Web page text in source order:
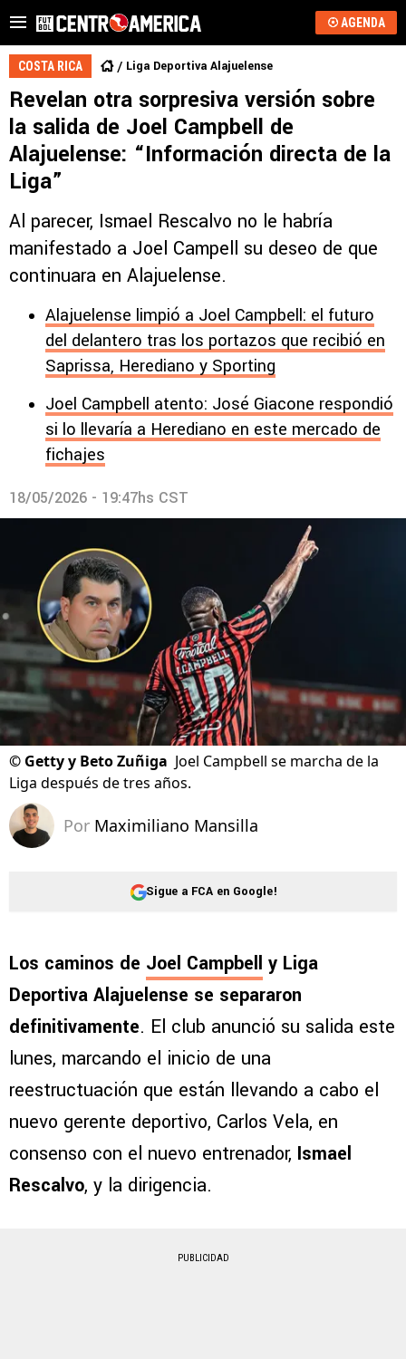
AGENDA
COSTA RICA Liga Deportiva Alajuelense
Revelan otra sorpresiva versión sobre
la salida de Joel Campbell de
Alajuelense: “Información directa de la
Liga”
Al parecer, Ismael Rescalvo no le habría
manifestado a Joel Campell su deseo de que
continuara en Alajuelense.
Alajuelense limpió a Joel Campbell: el futuro
del delantero tras los portazos que recibió en
Saprissa, Herediano y Sporting
Joel Campbell atento: José Giacone respondió
si lo llevaría a Herediano en este mercado de
fichajes
18/05/2026 - 19:47hs CST
© Getty y Beto Zuñiga Joel Campbell se marcha de la
Liga después de tres años.
Por Maximiliano Mansilla
Sigue a FCA en Google!
Los caminos de Joel Campbell y Liga
Deportiva Alajuelense se separaron
definitivamente. El club anunció su salida este
lunes, marcando el inicio de una
reestructuación que están llevando a cabo el
nuevo gerente deportivo, Carlos Vela, en
consenso con el nuevo entrenador, Ismael
Rescalvo, y la dirigencia.
PUBLICIDAD